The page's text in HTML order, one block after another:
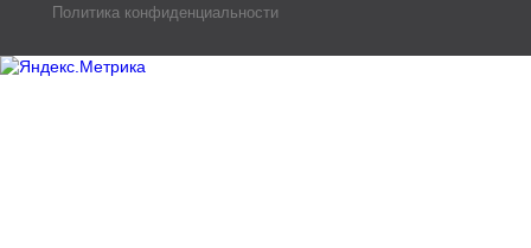
Политика конфиденциальности